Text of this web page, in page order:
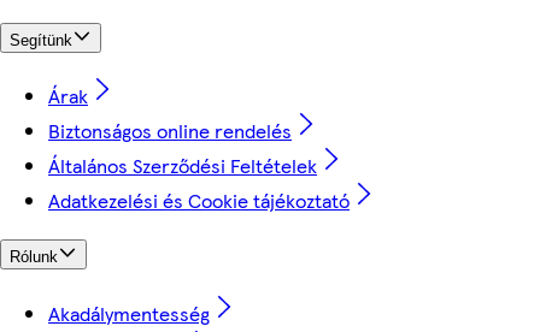
Segítünk
Árak
Biztonságos online rendelés
Általános Szerződési Feltételek
Adatkezelési és Cookie tájékoztató
Rólunk
Akadálymentesség